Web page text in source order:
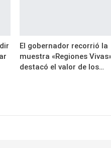
El gobernador recorrió la
muestra «Regiones
destacó el valor de los…